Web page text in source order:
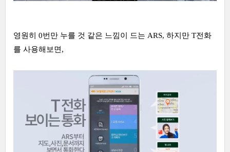
영원히 0번만 누를 것 같은 느낌이 드는 ARS, 하지만 T전화
를 사용해보면,